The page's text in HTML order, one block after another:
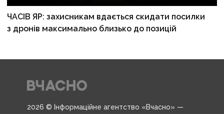
ЧАСІВ ЯР: захисникам вдається скидати посилки
з дронів максимально близько до позицій
2026 © Інформаційне агентство «Вчасно» —